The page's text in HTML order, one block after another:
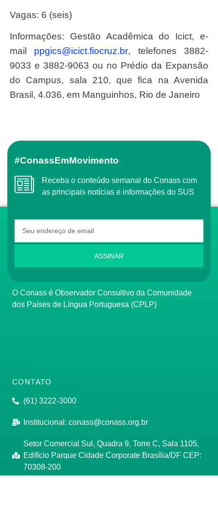
Vagas: 6 (seis)
Informações: Gestão Acadêmica do Icict, e-
mail ppgics@icict.fiocruz.br, telefones 3882-
9033 e 3882-9063 ou no Prédio da Expansão
do Campus, sala 210, que fica na Avenida
Brasil, 4.036, em Manguinhos, Rio de Janeiro
#ConassEmMovimento
Receba o conteúdo semanal do Conass com
as principais notícias e informações do SUS
ASSINAR
O Conass é Observador Consultivo da Comunidade
dos Países de Língua Portuguesa (CPLP)
CONTATO
(61) 3222-3000
Institucional: conass@conass.org.br
Setor Comercial Sul, Quadra 9, Torre C, Sala 1105,
Edifício Parque Cidade Corporate Brasília/DF CEP:
70308-200